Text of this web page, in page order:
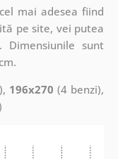
mai adesea fiind
pe site, vei putea
sunt
196x270 (4 benzi),